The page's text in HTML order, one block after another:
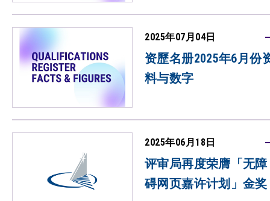
2025年07月04日
资歷名册2025年6月份
料与数字
2025年06月18日
评审局再度荣膺「无障
碍网页嘉许计划」金奖